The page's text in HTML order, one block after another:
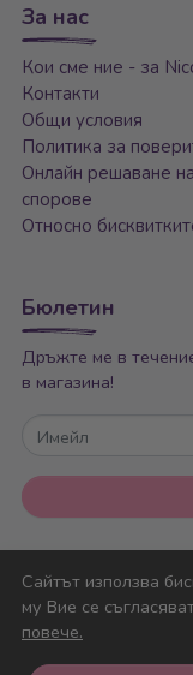
Сайтът използва
му Вие се
повече.
За нас
Кои сме ние - за
Контакти
Общи условия
Политика за
Онлайн решаване на
спорове
Относно
Бюлетин
Дръжте ме в
в магазина!
Имейл